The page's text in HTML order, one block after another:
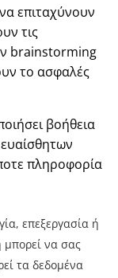
επιταχύνουν
τις
brainstorming
το ασφαλές
βοήθεια
πληροφορία
επεξεργασία ή
μπορεί να σας
τα δεδομένα